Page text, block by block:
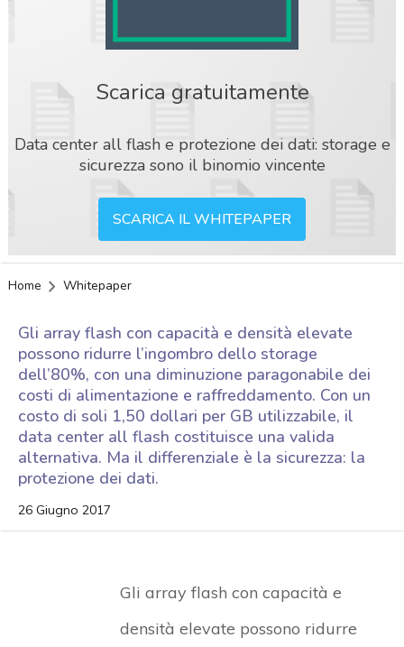
Scarica gratuitamente
Data center all flash e protezione dei dati: storage e
sicurezza sono il binomio vincente
SCARICA IL WHITEPAPER
Home Whitepaper
Gli array flash con capacità e densità elevate
possono ridurre l’ingombro dello storage
dell’80%, con una diminuzione paragonabile dei
costi di alimentazione e raffreddamento. Con un
costo di soli 1,50 dollari per GB utilizzabile, il
data center all flash costituisce una valida
alternativa. Ma il differenziale è la sicurezza: la
protezione dei dati.
26 Giugno 2017
Gli array flash con capacità e
densità elevate possono ridurre